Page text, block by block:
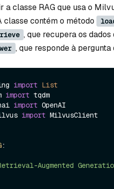
a classe RAG que usa o
classe contém o método
, que recupera os
, que responde à
import List
import
import
import MilvusClient
: